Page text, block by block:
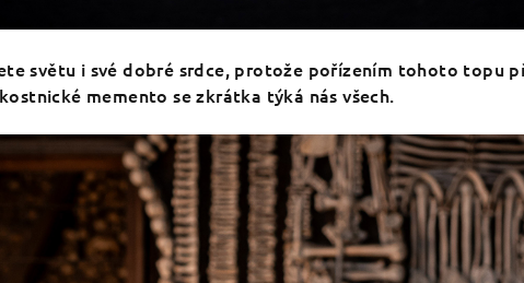
světu i své dobré srdce, protože pořízením tohoto topu
memento se zkrátka týká nás všech.